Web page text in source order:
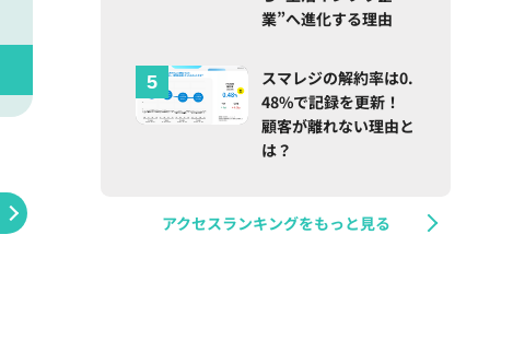
業”へ進化する理由
スマレジの解約率は0.
48%で記録を更新！
顧客が離れない理由と
は？
アクセスランキングをもっと見る